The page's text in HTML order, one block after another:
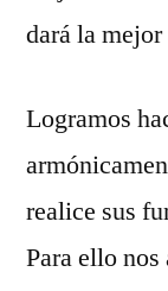
dará la
Logramos
realice sus
Para ello